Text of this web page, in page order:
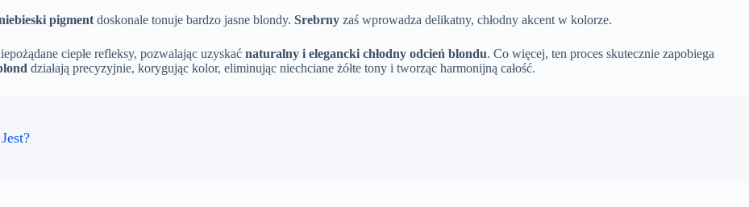
pigment doskonale tonuje bardzo jasne blondy. Srebrny zaś wprowadza delikatny, chłodny akcent w kolorze.
ciepłe refleksy, pozwalając uzyskać naturalny i elegancki chłodny odcień blondu. Co więcej, ten proces skutecznie zapobiega
działają precyzyjnie, korygując kolor, eliminując niechciane żółte tony i tworząc harmonijną całość.